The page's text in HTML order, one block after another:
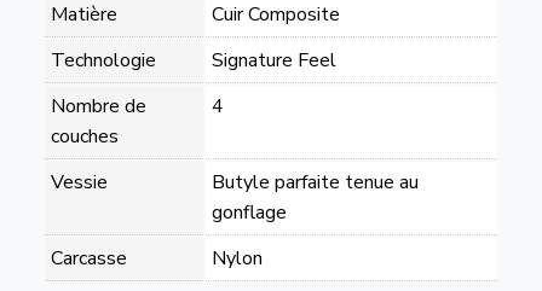
Matière
Cuir Composite
Technologie
Signature Feel
Nombre de
couches
4
Vessie
Butyle parfaite tenue au
gonflage
Carcasse
Nylon